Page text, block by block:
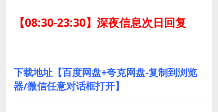
【08:30-23:30】深夜信息次日回复
下载地址【百度网盘+夸克网盘-复制到浏览
器/微信任意对话框打开】